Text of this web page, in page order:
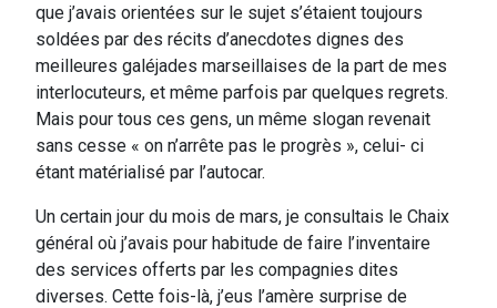
que j’avais orientées sur le sujet s’étaient toujours
soldées par des récits d’anecdotes dignes des
meilleures galéjades marseillaises de la part de mes
interlocuteurs, et même parfois par quelques regrets.
Mais pour tous ces gens, un même slogan revenait
sans cesse « on n’arrête pas le progrès », celui- ci
étant matérialisé par l’autocar.
Un certain jour du mois de mars, je consultais le Chaix
général où j’avais pour habitude de faire l’inventaire
des services offerts par les compagnies dites
diverses. Cette fois-là, j’eus l’amère surprise de